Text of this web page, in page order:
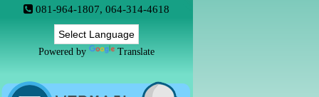
081-964-1807, 064-314-4618
Powered by Translate